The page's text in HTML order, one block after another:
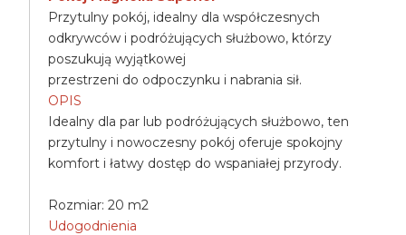
Przytulny pokój, idealny dla współczesnych
odkrywców i podróżujących służbowo, którzy
poszukują wyjątkowej
przestrzeni do odpoczynku i nabrania sił.
OPIS
Idealny dla par lub podróżujących służbowo, ten
przytulny i nowoczesny pokój oferuje spokojny
komfort i łatwy dostęp do wspaniałej przyrody.
Rozmiar: 20 m2
Udogodnienia